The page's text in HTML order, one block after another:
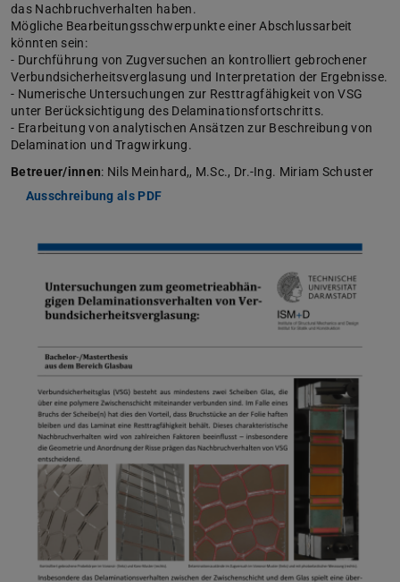
das Nachbruchverhalten haben.
Mögliche Bearbeitungsschwerpunkte einer Abschlussarbeit
könnten sein:
- Durchführung von Zugversuchen an kontrolliert gebrochener
Verbundsicherheitsverglasung und Interpretation der Ergebnisse.
- Numerische Untersuchungen zur Resttragfähigkeit von VSG
unter Berücksichtigung des Delaminationsfortschritts.
- Erarbeitung von analytischen Ansätzen zur Beschreibung von
Delamination und Tragwirkung.
Betreuer/innen: Nils Meinhard,, M.Sc., Dr.-Ing. Miriam Schuster
Ausschreibung als PDF